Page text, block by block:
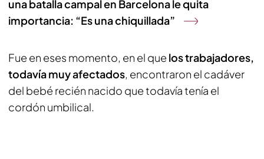
una batalla campal en Barcelona le quita
importancia: “Es una chiquillada”
Fue en eses momento, en el que los trabajadores,
todavía muy afectados, encontraron el cadáver
del bebé recién nacido que todavía tenía el
cordón umbilical.